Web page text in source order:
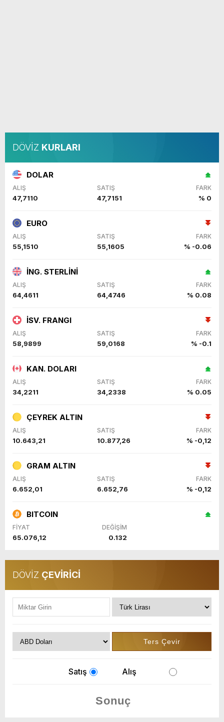
DÖVİZ KURLARI
DOLAR
ALIŞ SATIŞ FARK
47,7110 47,7151 % 0
EURO
ALIŞ SATIŞ FARK
55,1510 55,1605 % -0.06
İNG. STERLİNİ
ALIŞ SATIŞ FARK
64,4611 64,4746 % 0.08
İSV. FRANGI
ALIŞ SATIŞ FARK
58,9899 59,0168 % -0.1
KAN. DOLARI
ALIŞ SATIŞ FARK
34,2211 34,2338 % 0.05
ÇEYREK ALTIN
ALIŞ SATIŞ FARK
10.643,21 10.877,26 % -0,12
GRAM ALTIN
ALIŞ SATIŞ FARK
6.652,01 6.652,76 % -0,12
BITCOIN
FİYAT DEĞİŞİM
65.076,12 0.132
DÖVİZ ÇEVİRİCİ
Satış Alış